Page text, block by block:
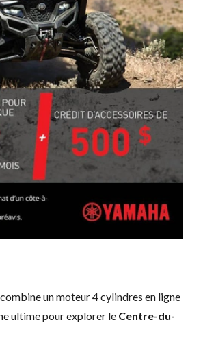
un moteur 4 cylindres en ligne
ultime pour explorer le Centre-du-